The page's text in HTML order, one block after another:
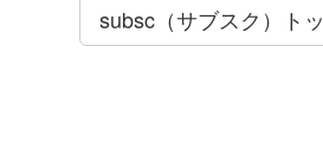
subsc（サブスク）ト